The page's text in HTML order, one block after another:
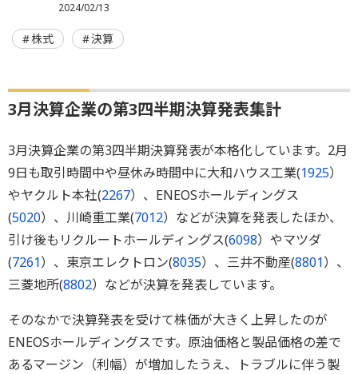
2024/02/13
株式 決算
3月決算企業の第3四半期決算発表集計
3月決算企業の第3四半期決算発表が本格化しています。2月
9日も取引時間中や昼休み時間中に大和ハウス工業(1925）
やヤクルト本社(2267）、ENEOSホールディングス
(5020）、川崎重工業(7012）などが決算を発表したほか、
引け後もリクルートホールディングス(6098）やマツダ
(7261）、東京エレクトロン(8035）、三井不動産(8801）、
三菱地所(8802）などが決算を発表しています。
そのなかで決算発表を受けて株価が大きく上昇したのが
ENEOSホールディングスです。原油価格と製品価格の差で
あるマージン（利幅）が増加したうえ、トラブルに伴う製